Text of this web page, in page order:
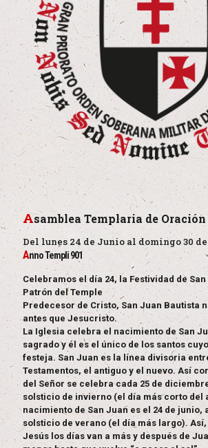
Asamblea Templaria de Oración
Del lunes 24 de Junio al domingo 30
Anno Templi 901
Celebramos el día 24, la Festividad de
Patrón del Temple
Predecesor de Cristo, San Juan Bautista
antes que Jesucristo.
La Iglesia celebra el nacimiento de San
sagrado y él es el único de los santos
festeja. San Juan es la línea divisoria
Testamentos, el antiguo y el nuevo. Así
del Señor se celebra cada 25 de
solsticio de invierno (el día más corto del
nacimiento de San Juan es el 24 de junio,
solsticio de verano (el día más largo). Así,
Jesús los días van a más y después de